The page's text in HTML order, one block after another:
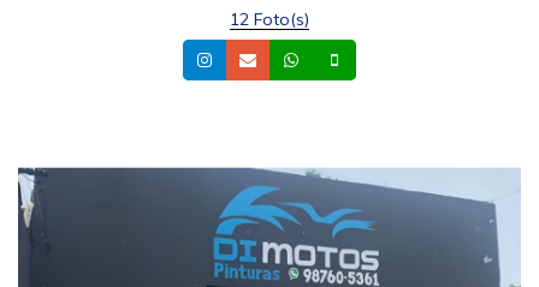
12 Foto(s)
Instagram
Email Whatsapp